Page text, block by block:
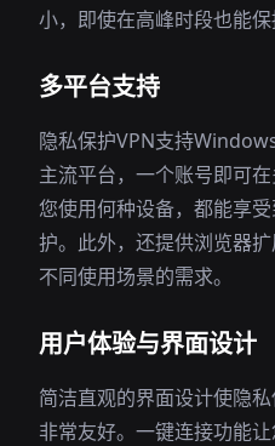
小，即使在高峰时段也能保
多平台支持
隐私保护VPN支持
主流平台，一个账号即可
您使用何种设备，都能享
护。此外，还提供浏览器
不同使用场景的需求。
用户体验与界面设计
简洁直观的界面设计使隐
非常友好。一键连接功能